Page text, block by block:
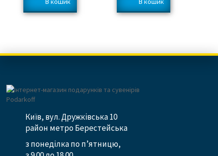
Київ, вул. Дружківська 10
район метро Берестейська
з понеділка по п’ятницю,